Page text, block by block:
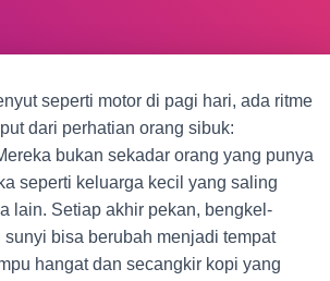
seperti motor di pagi hari, ada ritme
dari perhatian orang sibuk:
bukan sekadar orang yang punya
seperti keluarga kecil yang saling
lain. Setiap akhir pekan, bengkel-
sunyi bisa berubah menjadi tempat
hangat dan secangkir kopi yang